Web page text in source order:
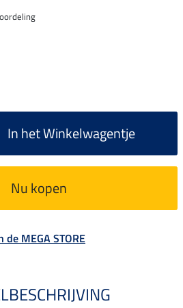
In het Winkelwagentje
Nu kopen
MEGA STORE